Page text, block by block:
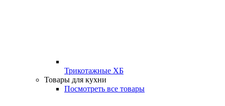
Трикотажные ХБ
Товары для кухни
Посмотреть все товары